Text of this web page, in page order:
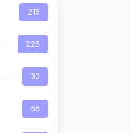
215
225
30
56